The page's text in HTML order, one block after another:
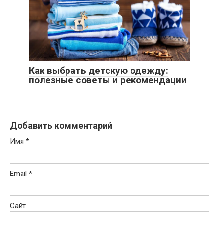
Как выбрать детскую одежду:
полезные советы и рекомендации
Добавить комментарий
Имя *
Email *
Сайт